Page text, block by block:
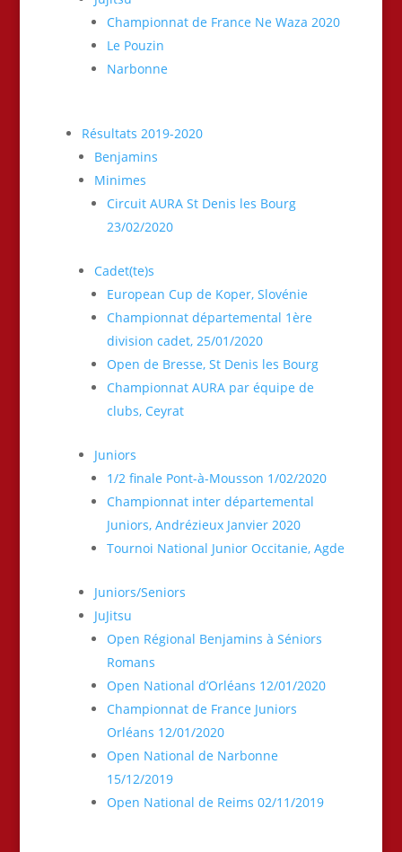
Championnat de France Ne Waza 2020
Le Pouzin
Narbonne
Résultats 2019-2020
Benjamins
Minimes
Circuit AURA St Denis les Bourg
23/02/2020
Cadet(te)s
European Cup de Koper, Slovénie
Championnat départemental 1ère
division cadet, 25/01/2020
Open de Bresse, St Denis les Bourg
Championnat AURA par équipe de
clubs, Ceyrat
Juniors
1/2 finale Pont-à-Mousson 1/02/2020
Championnat inter départemental
Juniors, Andrézieux Janvier 2020
Tournoi National Junior Occitanie, Agde
Juniors/Seniors
JuJitsu
Open Régional Benjamins à Séniors
Romans
Open National d’Orléans 12/01/2020
Championnat de France Juniors
Orléans 12/01/2020
Open National de Narbonne
15/12/2019
Open National de Reims 02/11/2019